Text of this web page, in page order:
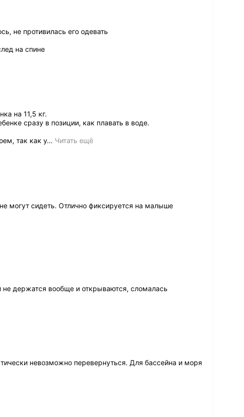
не противилась его одевать
на спине
на 11,5 кг.
сразу в позиции, как плавать в воде.
так как у… Читать ещё
могут сидеть. Отлично фиксируется на малыше
держатся вообще и открываются, сломалась
невозможно перевернуться. Для бассейна и моря